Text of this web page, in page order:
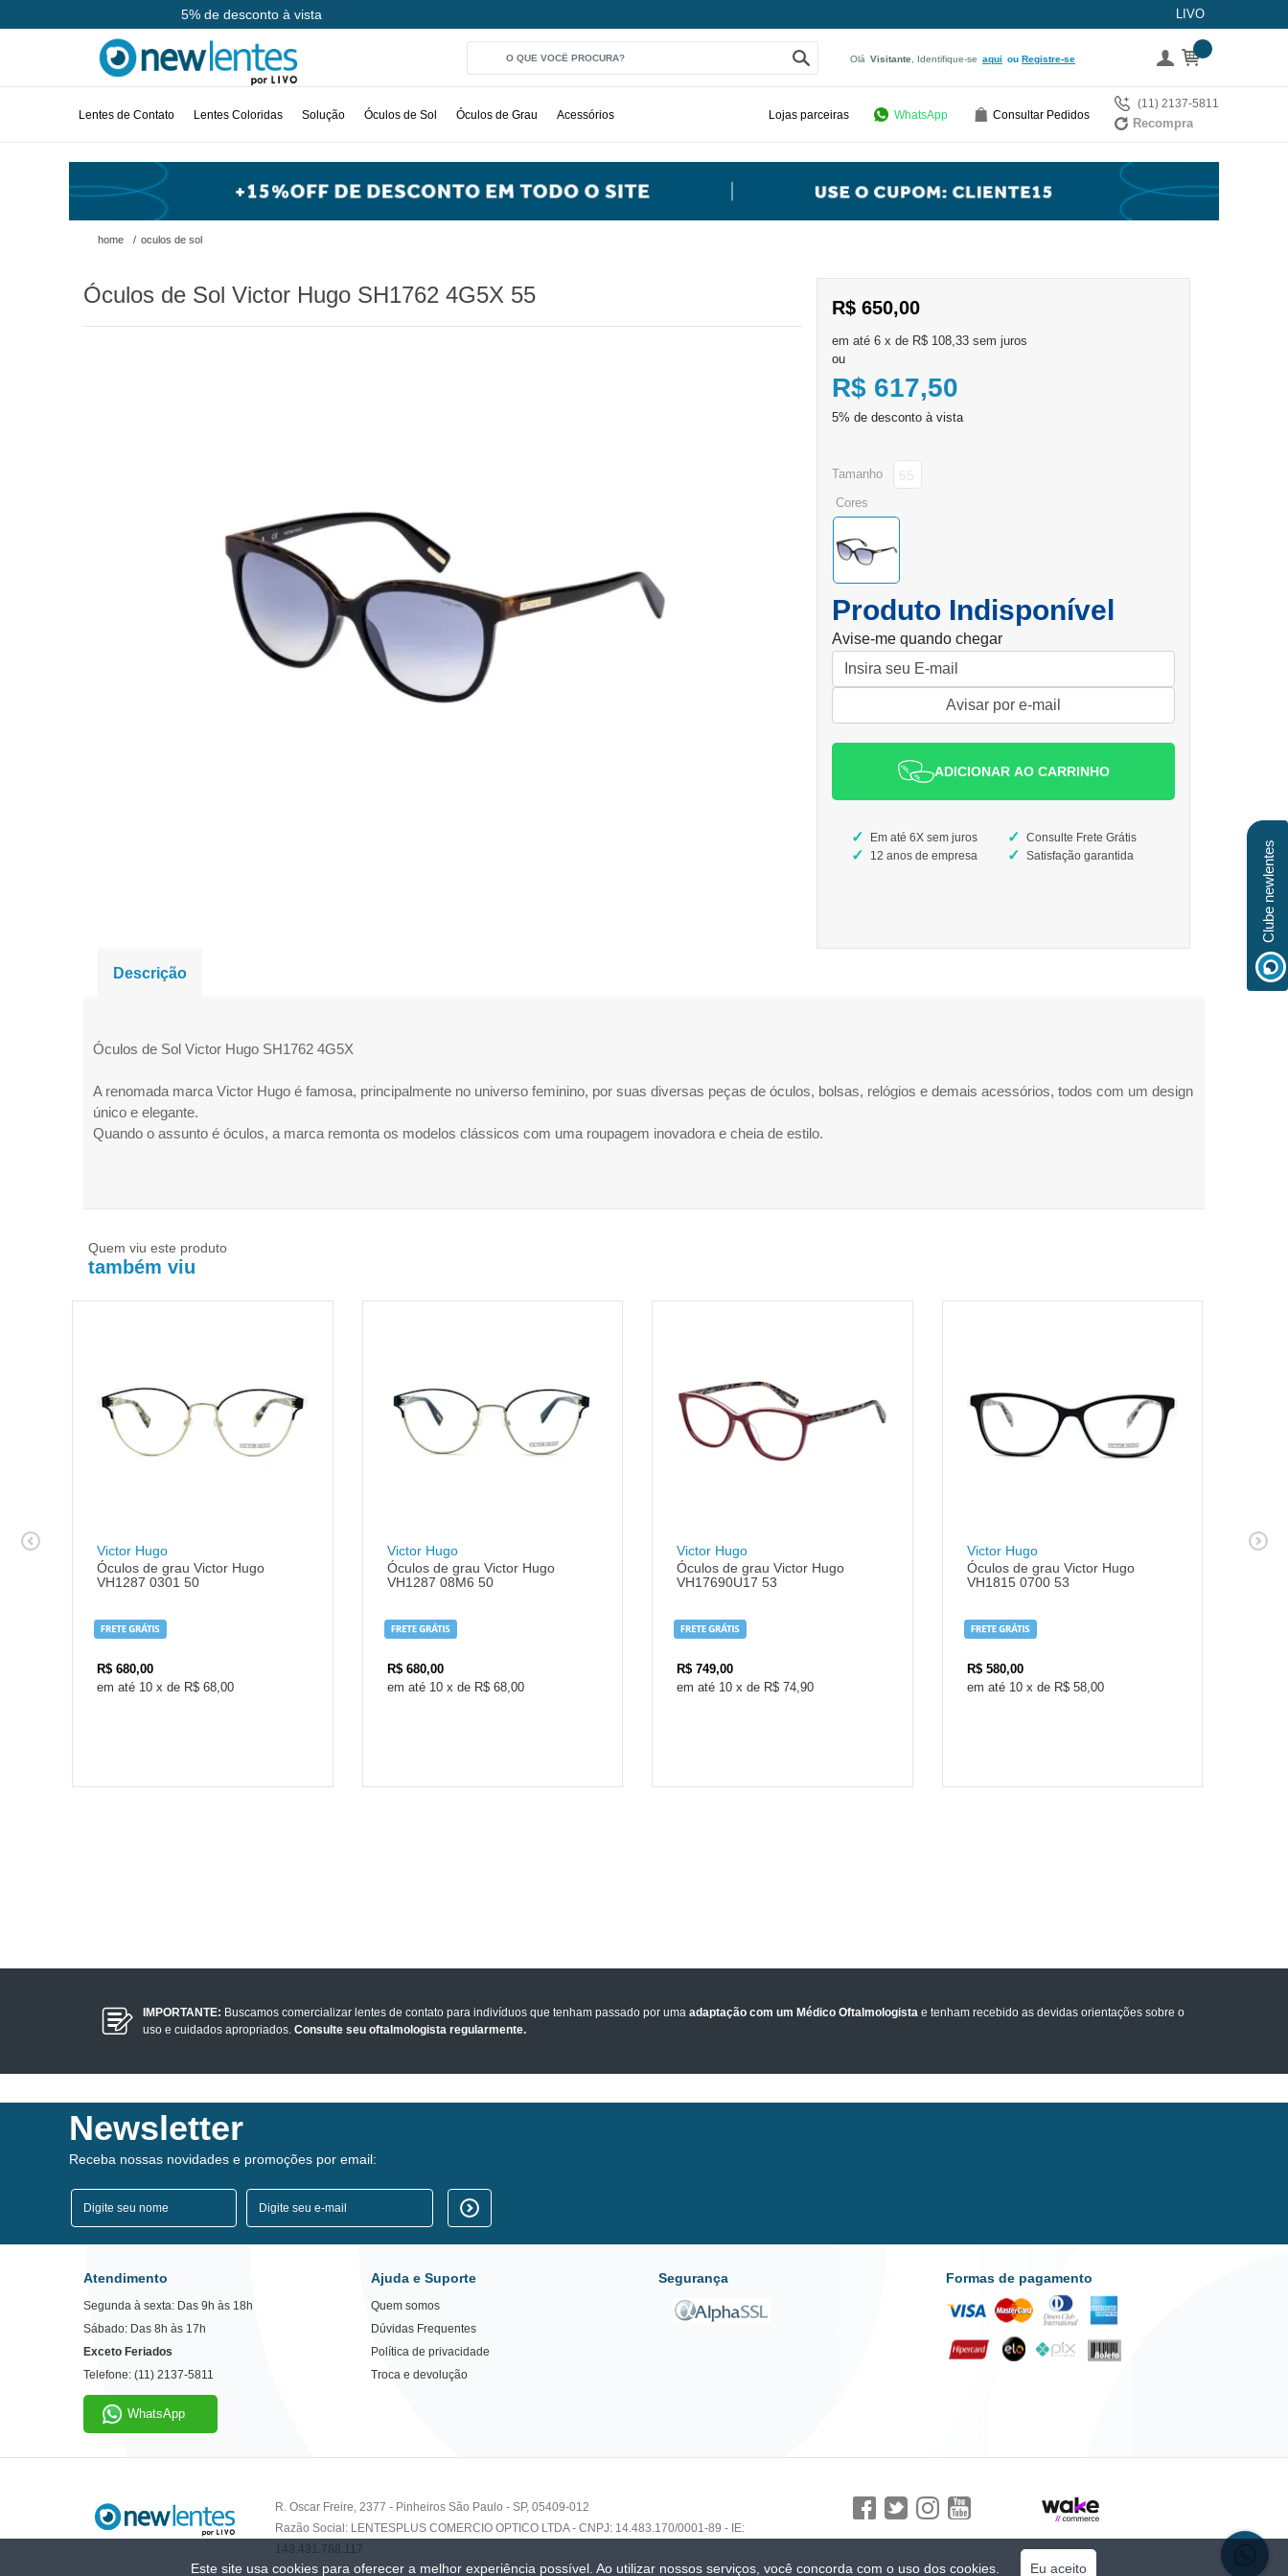
5% de desconto à vista LIVO
Olá Visitante , Identifique-se aqui Registre-se
Lentes de Contato Lentes Coloridas Solução Óculos de Sol Óculos de Grau Acessórios Lojas parceiras WhatsApp Consultar Pedidos
(11) 2137-5811
Recompra
home / oculos de sol
Óculos de Sol Victor Hugo SH1762 4G5X 55 R$ 650,00
6 x de R$ 108,33 sem juros
ou
R$ 617,50
cores
tamanho 55
Produto Indisponível
Avise-me quando chegar
ADICIONAR AO CARRINHO
Em até 6X sem juros
12 anos de empresa
Consulte Frete Grátis
Satisfação garantida
Descrição
Óculos de Sol Victor Hugo SH1762 4G5X
A renomada marca Victor Hugo é famosa, principalmente no universo feminino, por suas diversas peças de óculos, bolsas, relógios e demais acessórios, todos com um design
único e elegante.
Quando o assunto é óculos, a marca remonta os modelos clássicos com uma roupagem inovadora e cheia de estilo.
Quem viu este produto
também viu
Victor Hugo
Óculos de grau Victor Hugo
VH1287 0301 50
R$ 680,00
10 x de R$ 68,00
Victor Hugo
Óculos de grau Victor Hugo
VH1287 08M6 50
R$ 680,00
10 x de R$ 68,00
Victor Hugo
Óculos de grau Victor Hugo
VH17690U17 53
R$ 749,00
10 x de R$ 74,90
Victor Hugo
Óculos de grau Victor Hugo
VH1815 0700 53
R$ 580,00
10 x de R$ 58,00
IMPORTANTE: Buscamos comercializar lentes de contato para indivíduos que tenham passado por uma adaptação com um Médico Oftalmologistae tenham recebido as devidas orientações sobre o
uso e cuidados apropriados. Consulte seu oftalmologista regularmente.
Newsletter
Receba nossas novidades e promoções por email:
Atendimento
Segunda à sexta: Das 9h às 18h
Sábado: Das 8h às 17h
Exceto Feriados
Telefone: (11) 2137-5811
WhatsApp
Ajuda e Suporte
Quem somos
Dúvidas Frequentes
Política de privacidade
Troca e devolução
Segurança Formas de pagamento
R. Oscar Freire, 2377 - Pinheiros São Paulo - SP, 05409-012
Razão Social: LENTESPLUS COMERCIO OPTICO LTDA - CNPJ: 14.483.170/0001-89 - IE:
143.431.788.117
Este site usa cookies para oferecer a melhor experiência possível. Ao utilizar nossos serviços, você concorda com o uso dos cookies. Eu aceito
Clube newlentes